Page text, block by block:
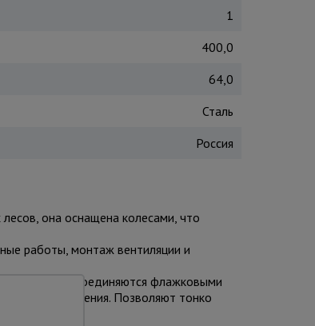
1
400,0
64,0
Сталь
Россия
она оснащена колесами, что
работы, монтаж вентиляции и
элементы соединяются флажковыми
положения. Позволяют тонко